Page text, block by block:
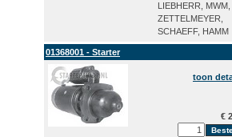
LIEBHERR, MWM,
ZETTELMEYER,
SCHAEFF, HAMM
01368001 - Starter
toon
€